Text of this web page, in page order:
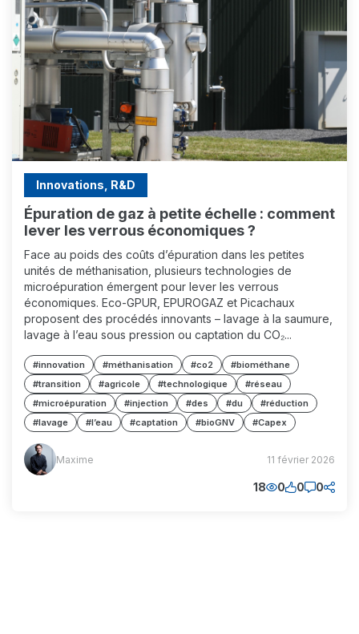
Innovations, R&D
Épuration de gaz à petite échelle : comment
lever les verrous économiques ?
Face au poids des coûts d’épuration dans les petites
unités de méthanisation, plusieurs technologies de
microépuration émergent pour lever les verrous
économiques. Eco-GPUR, EPUROGAZ et Picachaux
proposent des procédés innovants – lavage à la saumure,
lavage à l’eau sous pression ou captation du CO₂...
#innovation #méthanisation #co2
#biométhane
#transition
#agricole #technologique
#réseau
#microépuration
#injection #des #du
#réduction
#lavage
#l’eau #captation #bioGNV #Capex
Maxime
(MM) Maxime 11 février 2026
18 0 0 0